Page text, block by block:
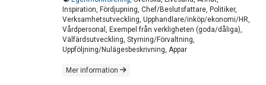
Inspiration, Fördjupning, Chef/Beslutsfattare, Politiker,
Verksamhetsutveckling, Upphandlare/inköp/ekonomi/HR,
Vårdpersonal, Exempel från verkligheten (goda/dåliga),
Välfärdsutveckling, Styrning/Förvaltning,
Uppföljning/Nulägesbeskrivning, Appar
Mer information